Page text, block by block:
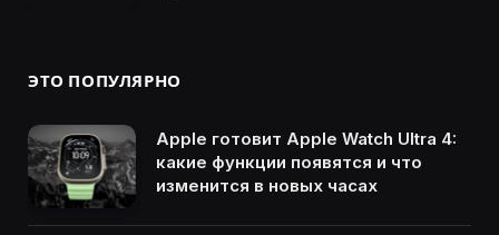
ЭТО ПОПУЛЯРНО
Apple готовит Apple Watch Ultra 4:
какие функции появятся и что
изменится в новых часах